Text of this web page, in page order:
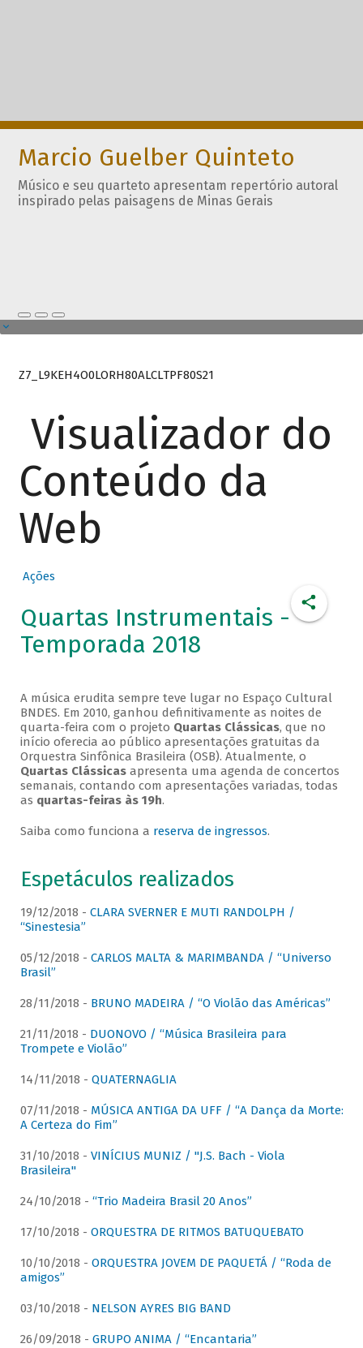
Marcio Guelber Quinteto
Músico e seu quarteto apresentam repertório autoral
inspirado pelas paisagens de Minas Gerais
Z7_L9KEH4O0LORH80ALCLTPF80S21
Visualizador do
Conteúdo da
Web
Ações
Quartas Instrumentais -
Temporada 2018
A música erudita sempre teve lugar no Espaço Cultural
BNDES. Em 2010, ganhou definitivamente as noites de
quarta-feira com o projeto Quartas Clássicas, que no
início oferecia ao público apresentações gratuitas da
Orquestra Sinfônica Brasileira (OSB). Atualmente, o
Quartas Clássicasapresenta uma agenda de concertos
semanais, contando com apresentações variadas, todas
as quartas-feiras às 19h.
Saiba como funciona a reserva de ingressos.
Espetáculos realizados
19/12/2018 - CLARA SVERNER E MUTI RANDOLPH /
“Sinestesia”
05/12/2018 - CARLOS MALTA & MARIMBANDA / “Universo
Brasil”
28/11/2018 - BRUNO MADEIRA / “O Violão das Américas”
21/11/2018 - DUONOVO / “Música Brasileira para
Trompete e Violão”
14/11/2018 - QUATERNAGLIA
07/11/2018 - MÚSICA ANTIGA DA UFF / “A Dança da Morte:
A Certeza do Fim”
31/10/2018 - VINÍCIUS MUNIZ / "J.S. Bach - Viola
Brasileira"
24/10/2018 - “Trio Madeira Brasil 20 Anos”
17/10/2018 - ORQUESTRA DE RITMOS BATUQUEBATO
10/10/2018 - ORQUESTRA JOVEM DE PAQUETÁ / “Roda de
amigos”
03/10/2018 - NELSON AYRES BIG BAND
26/09/2018 - GRUPO ANIMA / “Encantaria”